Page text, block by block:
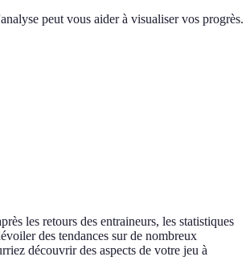
peut vous aider à visualiser vos progrès.
les retours des entraineurs, les statistiques
des tendances sur de nombreux
découvrir des aspects de votre jeu à